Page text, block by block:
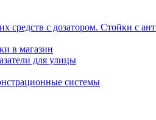
с дозатором. Стойки с
в магазин
для улицы
системы